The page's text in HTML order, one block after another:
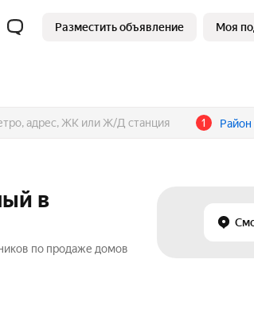
Разместить объявление Моя
1 Район
в
по продаже домов